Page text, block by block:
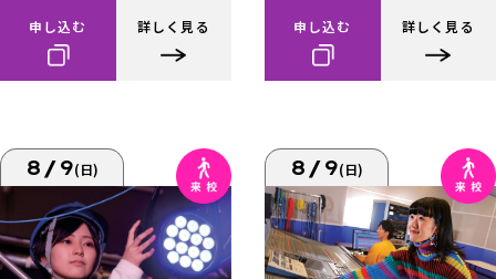
申し込む 詳しく見る 申し込む 詳しく見る
8/9(日) 8/9(日)